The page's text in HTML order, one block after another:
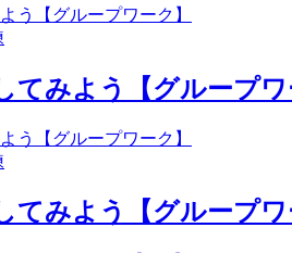
てみよう【グループワ
てみよう【グループワ